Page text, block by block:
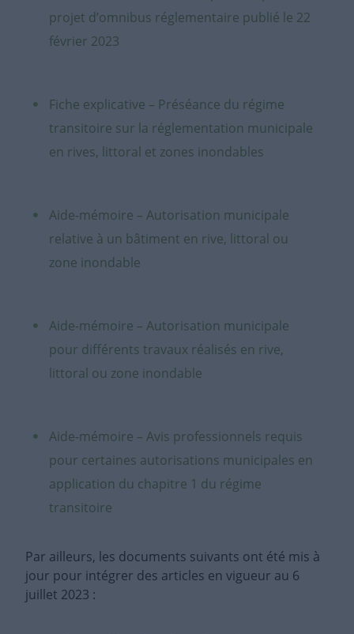
projet d’omnibus réglementaire publié le 22
février 2023
Fiche explicative – Préséance du régime
transitoire sur la réglementation municipale
en rives, littoral et zones inondables
Aide-mémoire – Autorisation municipale
relative à un bâtiment en rive, littoral ou
zone inondable
Aide-mémoire – Autorisation municipale
pour différents travaux réalisés en rive,
littoral ou zone inondable
Aide-mémoire – Avis professionnels requis
pour certaines autorisations municipales en
application du chapitre 1 du régime
transitoire
Par ailleurs, les documents suivants ont été mis à
jour pour intégrer des articles en vigueur au 6
juillet 2023 :